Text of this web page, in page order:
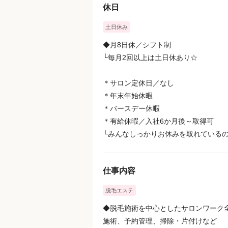
休日
土日休み
◆月8日休／シフト制
└毎月2回以上は土日休あり☆
＊サロン定休日／なし
＊年末年始休暇
＊バースデー休暇
＊有給休暇／入社6か月後～取得可
└みんなしっかりお休みを取れている
仕事内容
脱毛エステ
◆脱毛施術を中心としたサロンワーク
施術、予約管理、掃除・片付けなど